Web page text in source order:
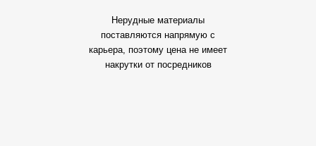
Нерудные материалы
поставляются напрямую с
карьера, поэтому цена не имеет
накрутки от посредников